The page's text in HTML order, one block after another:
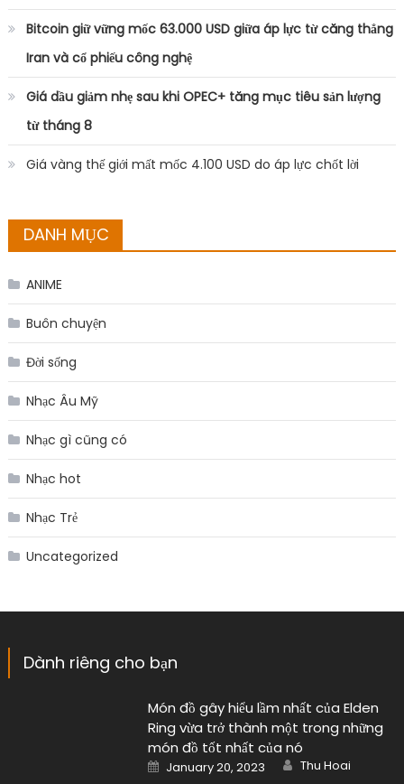
Bitcoin giữ vững mốc 63.000 USD giữa áp lực từ căng thẳng
Iran và cổ phiếu công nghệ
Giá dầu giảm nhẹ sau khi OPEC+ tăng mục tiêu sản lượng
từ tháng 8
Giá vàng thế giới mất mốc 4.100 USD do áp lực chốt lời
DANH MỤC
ANIME
Buôn chuyện
Đời sống
Nhạc Âu Mỹ
Nhạc gì cũng có
Nhạc hot
Nhạc Trẻ
Uncategorized
Dành riêng cho bạn
Món đồ gây hiểu lầm nhất của Elden
Ring vừa trở thành một trong những
món đồ tốt nhất của nó
Posted
on
January 20, 2023 Author
Thu Hoai